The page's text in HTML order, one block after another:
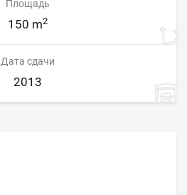
Площадь
150 m2
Дата сдачи
2013